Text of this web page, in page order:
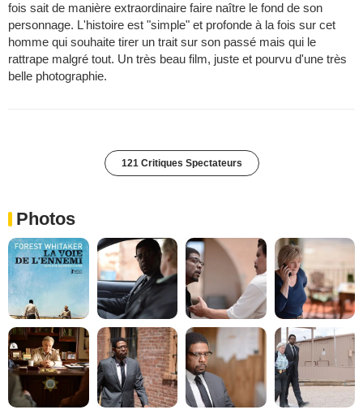
fois sait de manière extraordinaire faire naître le fond de son
personnage. L'histoire est "simple" et profonde à la fois sur cet
homme qui souhaite tirer un trait sur son passé mais qui le
rattrape malgré tout. Un très beau film, juste et pourvu d'une très
belle photographie.
121 Critiques Spectateurs
Photos